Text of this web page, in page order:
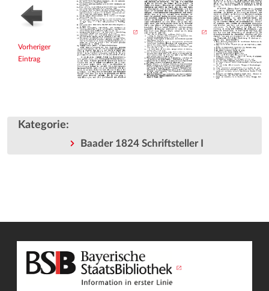
Vorheriger
Eintrag
Kategorie:
Baader 1824 Schriftsteller I